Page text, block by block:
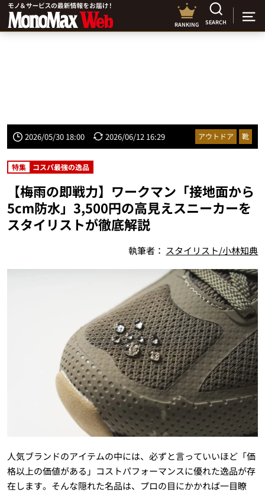
RANKING SEARCH
2026/05/30 18:00 2026/06/12 16:29 アウトドア 靴
特集 コスパ最強の逸品
【梅雨の即戦力】ワークマン「接地面から
5cm防水」3,500円の高見えスニーカーを
スタイリストが徹底解説
執筆者： スタイリスト/小林知典
人気ブランドのアイテムの中には、必ずと言っていいほど「価
格以上の価値がある」コストパフォーマンスに優れた逸品が存
在します。そんな隠れた名品は、プロの目にかかれば一目瞭